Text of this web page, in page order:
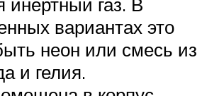
вариантах это
неон или смесь из
и гелия.